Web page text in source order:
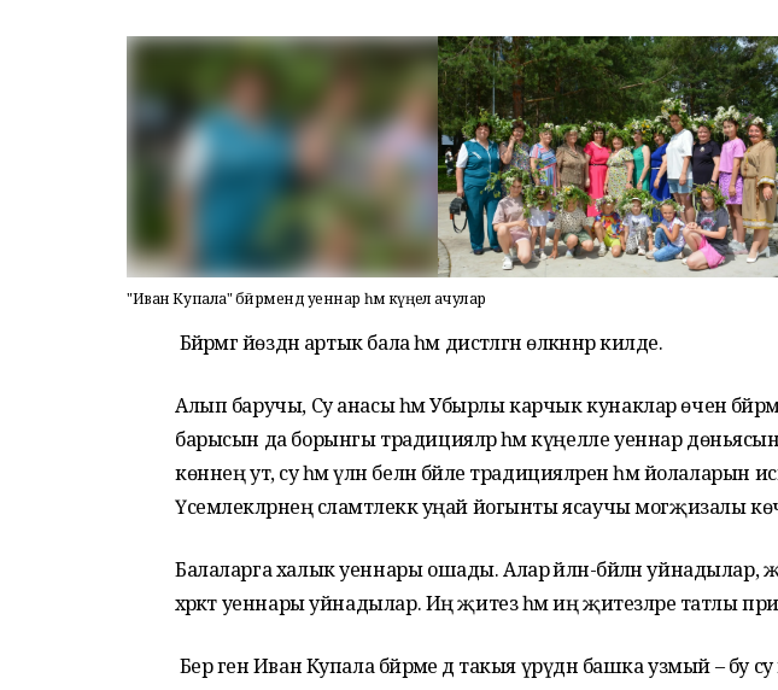
"Иван Купала" бәйрәмендә уеннар һәм күңел ачулар
Бәйрәмгә йөздән артык бала һәм дистәләгән өлкәннәр килде.
Алып баручы, Су анасы һәм Убырлы карчык кунаклар өчен
барысын да борынгы традицияләр һәм күңелле уеннар
көннең ут, су һәм үлән белән бәйле традицияләрен һәм йолаларын
Үсемлекләрнең сәламәтлеккә уңай йогынты ясаучы могҗизалы
Балаларга халык уеннары ошады. Алар әйлән-бәйлән
хәрәкәт уеннары уйнадылар. Иң җитез һәм иң җитезләре татлы
Бер генә Иван Купала бәйрәме дә такыя үрүдән башка узмый –